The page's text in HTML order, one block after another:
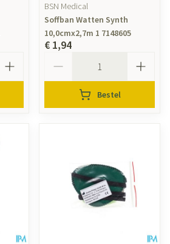
BSN Medical
Soffban Watten Synth
10,0cmx2,7m 1 7148605
€ 1,94
Bestel